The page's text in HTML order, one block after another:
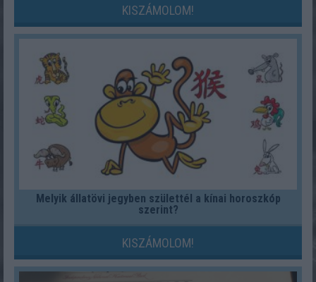
KISZÁMOLOM!
Melyik állatövi jegyben születtél a kínai horoszkóp
szerint?
KISZÁMOLOM!